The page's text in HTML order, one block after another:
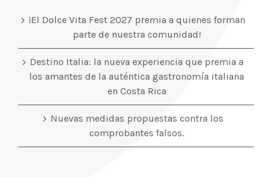
¡El Dolce Vita Fest 2027 premia a quienes forman
parte de nuestra comunidad!
Destino Italia: la nueva experiencia que premia a
los amantes de la auténtica gastronomía italiana
en Costa Rica
Nuevas medidas propuestas contra los
comprobantes falsos.